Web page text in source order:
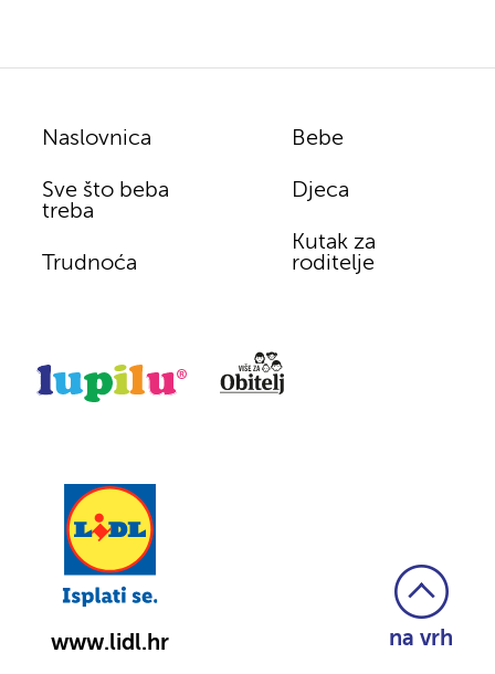
Naslovnica
Sve što beba
treba
Trudnoća
Bebe
Djeca
Kutak za
roditelje
www.lidl.hr na vrh